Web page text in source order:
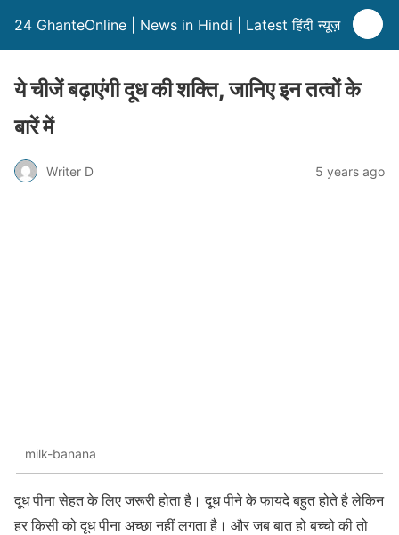
24 GhanteOnline | News in Hindi | Latest हिंदी न्यूज़
ये चीजें बढ़ाएंगी दूध की शक्ति, जानिए इन तत्वों के
बारें में
Writer D 5 years ago
milk-banana
दूध पीना सेहत के लिए जरूरी होता है। दूध पीने के फायदे बहुत होते है लेकिन
हर किसी को दूध पीना अच्छा नहीं लगता है। और जब बात हो बच्चो की तो